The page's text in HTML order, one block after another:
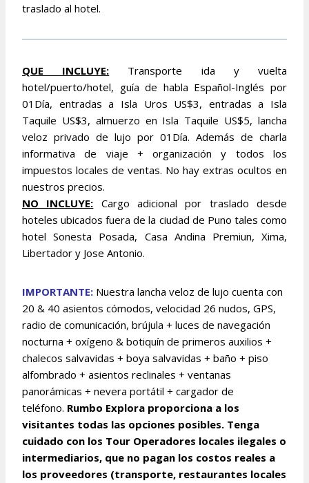
traslado al hotel.
QUE INCLUYE: Transporte ida y vuelta
hotel/puerto/hotel, guía de habla Español-Inglés por
01Día, entradas a Isla Uros US$3, entradas a Isla
Taquile US$3, almuerzo en Isla Taquile US$5, lancha
veloz privado de lujo por 01Día. Además de charla
informativa de viaje + organización y todos los
impuestos locales de ventas. No hay extras ocultos en
nuestros precios.
NO INCLUYE: Cargo adicional por traslado desde
hoteles ubicados fuera de la ciudad de Puno tales como
hotel Sonesta Posada, Casa Andina Premiun, Xima,
Libertador y Jose Antonio.
IMPORTANTE: Nuestra lancha veloz de lujo cuenta con
20 & 40 asientos cómodos, velocidad 26 nudos, GPS,
radio de comunicación, brújula + luces de navegación
nocturna + oxígeno & botiquín de primeros auxilios +
chalecos salvavidas + boya salvavidas + baño + piso
alfombrado + asientos reclinales + ventanas
panorámicas + nevera portátil + cargador de
teléfono. Rumbo Explora proporciona a los
visitantes todas las opciones posibles. Tenga
cuidado con los Tour Operadores locales ilegales o
intermediarios, que no pagan los costos reales a
los proveedores (transporte, restaurantes locales